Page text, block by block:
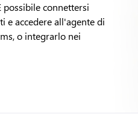
connettersi
e accedere all'agente di
o integrarlo nei